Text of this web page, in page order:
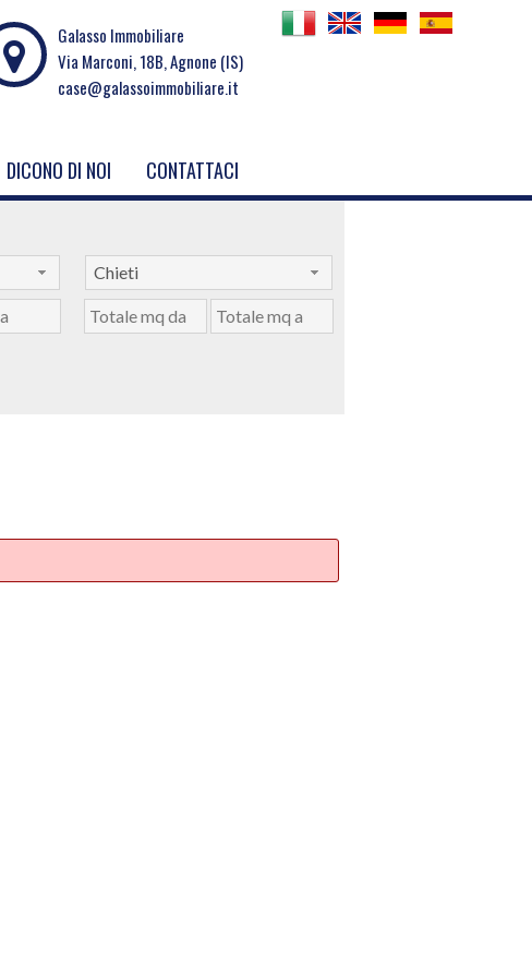
Galasso Immobiliare
Via Marconi, 18B, Agnone (IS)
case@galassoimmobiliare.it
DICONO DI NOI CONTATTACI
Chieti